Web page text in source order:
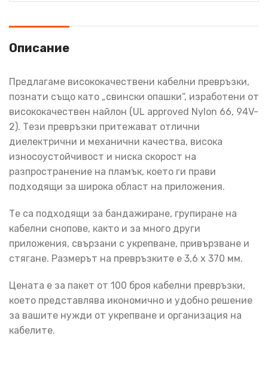
Описание
Предлагаме висококачествени кабелни превръзки,
познати също като „свински опашки“, изработени от
висококачествен найлон (UL approved Nylon 66, 94V-
2). Тези превръзки притежават отлични
диелектрични и механични качества, висока
износоустойчивост и ниска скорост на
разпространение на пламък, което ги прави
подходящи за широка област на приложения.
Те са подходящи за бандажиране, групиране на
кабелни снопове, както и за много други
приложения, свързани с укрепване, привързване и
стягане. Размерът на превръзките е 3,6 х 370 мм.
Цената е за пакет от 100 броя кабелни превръзки,
което представлява икономично и удобно решение
за вашите нужди от укрепване и организация на
кабелите.